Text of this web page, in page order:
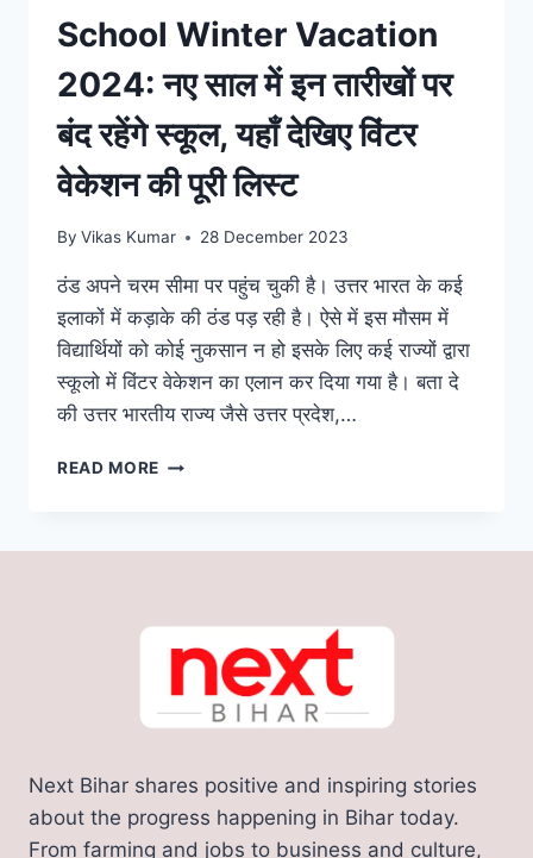
School Winter Vacation
2024: नए साल में इन तारीखों पर
बंद रहेंगे स्कूल, यहाँ देखिए विंटर
वेकेशन की पूरी लिस्ट
By Vikas Kumar 28 December 2023
ठंड अपने चरम सीमा पर पहुंच चुकी है। उत्तर भारत के कई
इलाकों में कड़ाके की ठंड पड़ रही है। ऐसे में इस मौसम में
विद्यार्थियों को कोई नुकसान न हो इसके लिए कई राज्यों द्वारा
स्कूलो में विंटर वेकेशन का एलान कर दिया गया है। बता दे
की उत्तर भारतीय राज्य जैसे उत्तर प्रदेश,…
READ MORE SCHOOL
तारीखों
बंद
यहाँ
देखिए
Next Bihar shares positive and inspiring stories
about the progress happening in Bihar today.
From farming and jobs to business and culture,